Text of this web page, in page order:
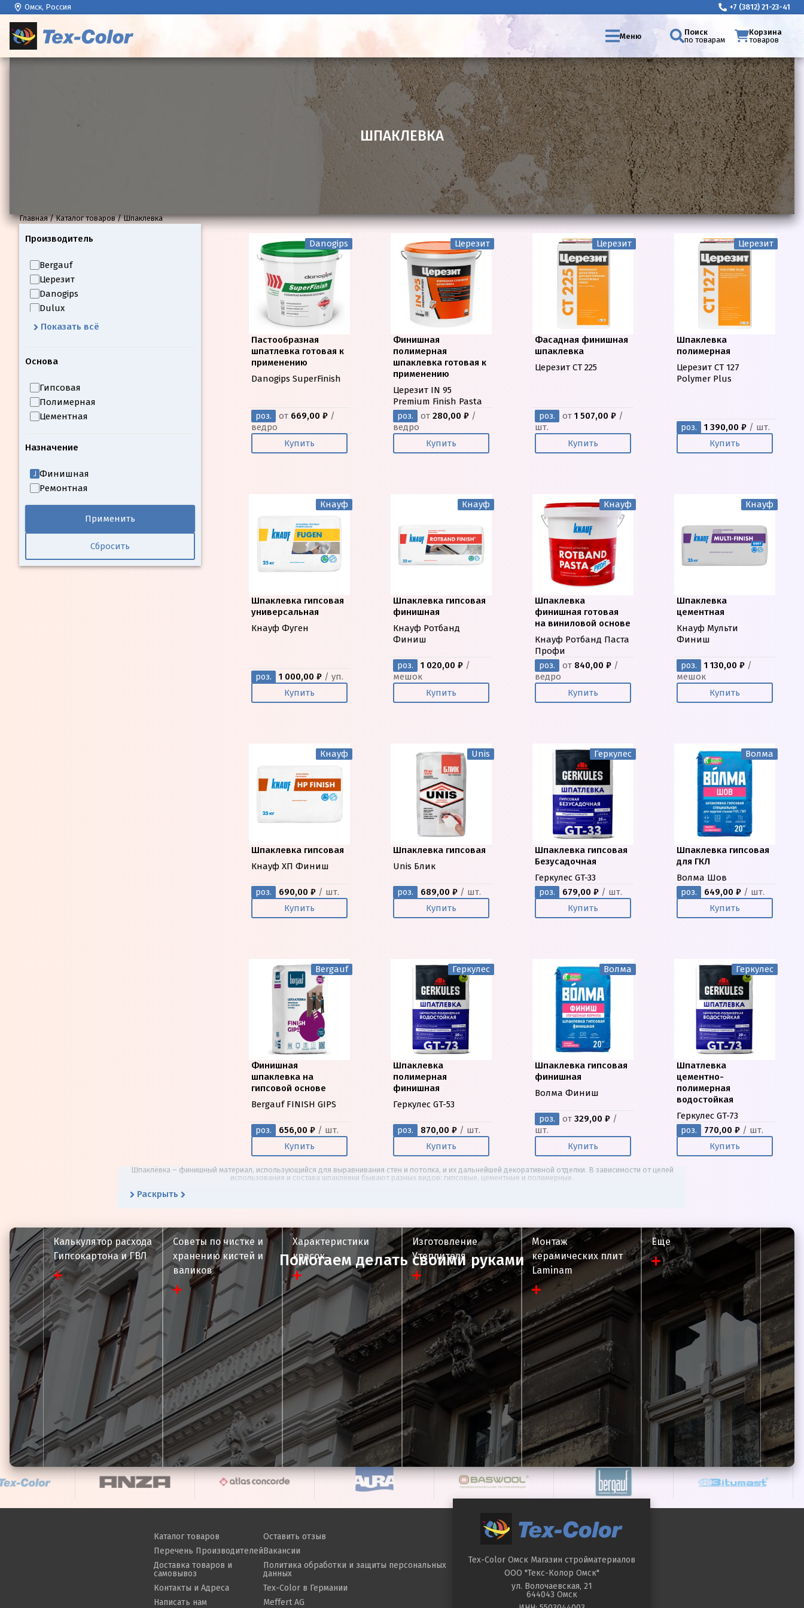
Омск, Россия +7 (3812) 21-23-41
Меню
Поиск
по товарам
Корзина
товаров
ШПАКЛЕВКА
Главная Каталог товаров Шпаклевка
Производитель
Bergauf
Церезит
Danogips
Dulux
Геркулес
Unis
КрасКо
Показать всё
Основа
Гипсовая
Полимерная
Цементная
Назначение
Финишная
Ремонтная
Применить
Сбросить
Danogips
Пастообразная
шпатлевка готовая к
применению
Danogips SuperFinish
роз. от 669,00 ₽ /
ведро
Купить
Церезит
Финишная
полимерная
шпаклевка готовая к
применению
Церезит IN 95
Premium Finish Pasta
роз. от 280,00 ₽ /
ведро
Купить
Церезит
Фасадная финишная
шпаклевка
Церезит CT 225
роз. от 1 507,00 ₽ /
шт.
Купить
Церезит
Шпаклевка
полимерная
Церезит CT 127
Polymer Plus
роз. 1 390,00 ₽ / шт.
Купить
Кнауф
Шпаклевка гипсовая
универсальная
Кнауф Фуген
роз. 1 000,00 ₽ / уп.
Купить
Кнауф
Шпаклевка гипсовая
финишная
Кнауф Ротбанд
Финиш
роз. 1 020,00 ₽ /
мешок
Купить
Кнауф
Шпаклевка
финишная готовая
на виниловой основе
Кнауф Ротбанд Паста
Профи
роз. от 840,00 ₽ /
ведро
Купить
Кнауф
Шпаклевка
цементная
Кнауф Мульти
Финиш
роз. 1 130,00 ₽ /
мешок
Купить
Кнауф
Шпаклевка гипсовая
Кнауф ХП Финиш
роз. 690,00 ₽ / шт.
Купить
Unis
Шпаклевка гипсовая
Unis Блик
роз. 689,00 ₽ / шт.
Купить
Геркулес
Шпаклевка гипсовая
Безусадочная
Геркулес GT-33
роз. 679,00 ₽ / шт.
Купить
Волма
Шпаклевка гипсовая
для ГКЛ
Волма Шов
роз. 649,00 ₽ / шт.
Купить
Bergauf
Финишная
шпаклевка на
гипсовой основе
Bergauf FINISH GIPS
роз. 656,00 ₽ / шт.
Купить
Геркулес
Шпаклевка
полимерная
финишная
Геркулес GT-53
роз. 870,00 ₽ / шт.
Купить
Волма
Шпаклевка гипсовая
финишная
Волма Финиш
роз. от 329,00 ₽ /
шт.
Купить
Геркулес
Шпатлевка
цементно-
полимерная
водостойкая
Геркулес GT-73
роз. 770,00 ₽ / шт.
Купить
Шпаклёвка – финишный материал, использующийся для выравнивания стен и потолка, и их дальнейшей декоративной отделки. В зависимости от целей
использования и состава шпаклёвки бывают разных видов: гипсовые, цементные и полимерные.
Раскрыть
Помогаем делать своими руками
Калькулятор расхода
Гипсокартона и ГВЛ
Советы по чистке и
хранению кистей и
валиков
Характеристики
красок
Изготовление
Утеплителя
Монтаж
керамических плит
Laminam
Еще
Каталог товаров
Перечень Производителей
Доставка товаров и
самовывоз
Контакты и Адреса
Написать нам
Оставить отзыв
Вакансии
Политика обработки и защиты персональных
данных
Tex-Color в Германии
Meffert AG
Tex-Color ОмскМагазин стройматериалов
ООО "Текс-Колор Омск"
ул. Волочаевская, 21
644043 Омск